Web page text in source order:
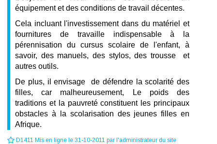
équipement et des conditions de travail décentes.
Cela incluant l'investissement dans du matériel et
fournitures de travaille indispensable à la
pérennisation du cursus scolaire de l'enfant, à
savoir, des manuels, des stylos, des trousse et
autres outils.
De plus, il envisage de défendre la scolarité des
filles, car malheureusement, Le poids des
traditions et la pauvreté constituent les principaux
obstacles à la scolarisation des jeunes filles en
Afrique.
D1411 Mis en ligne le 31-10-2011 par l'administrateur du site